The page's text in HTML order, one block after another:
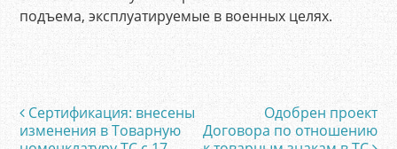
подъема, эксплуатируемые в военных целях.
Post navigation
Сертификация: внесены
изменения в Товарную
Одобрен проект
Договора по отношению